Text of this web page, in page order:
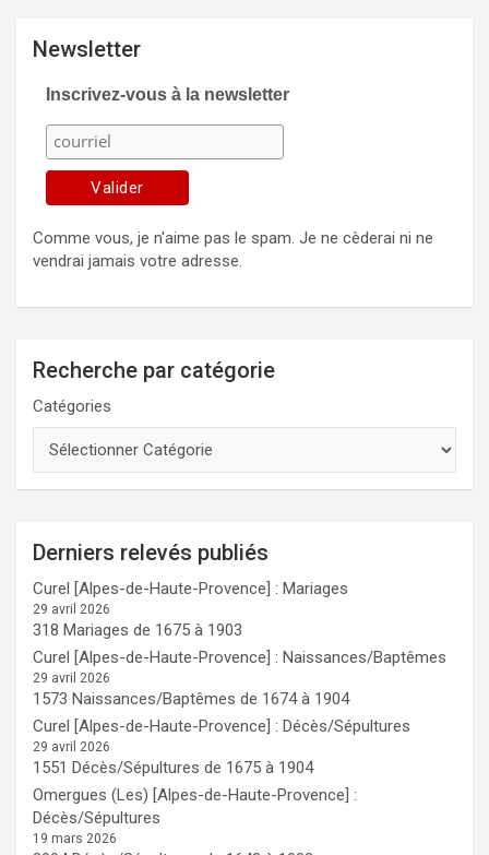
Newsletter
Inscrivez-vous à la newsletter
Comme vous, je n'aime pas le spam. Je ne cèderai ni ne
vendrai jamais votre adresse.
Recherche par catégorie
Catégories
Derniers relevés publiés
Curel [Alpes-de-Haute-Provence] : Mariages
29 avril 2026
318 Mariages de 1675 à 1903
Curel [Alpes-de-Haute-Provence] : Naissances/Baptêmes
29 avril 2026
1573 Naissances/Baptêmes de 1674 à 1904
Curel [Alpes-de-Haute-Provence] : Décès/Sépultures
29 avril 2026
1551 Décès/Sépultures de 1675 à 1904
Omergues (Les) [Alpes-de-Haute-Provence] :
Décès/Sépultures
19 mars 2026